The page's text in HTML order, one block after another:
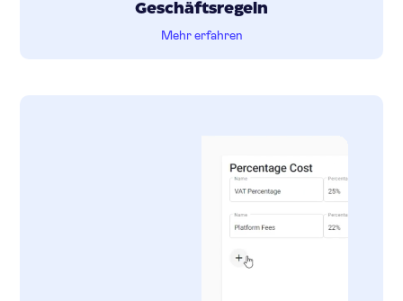
Geschäftsregeln
Mehr erfahren